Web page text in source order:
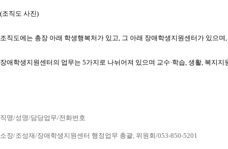
(조직도 사진)
조직도에는 총장 아래 학생행복처가 있고, 그 아래 장애학생지원센터가 있으
장애학생지원센터의 업무는 5가지로 나뉘어져 있으며 교수·학습, 생활, 복지
직명/성명/담당업무/전화번호
소장/조성재/장애학생지원센터 행정업무 총괄, 위원회/053-850-5201